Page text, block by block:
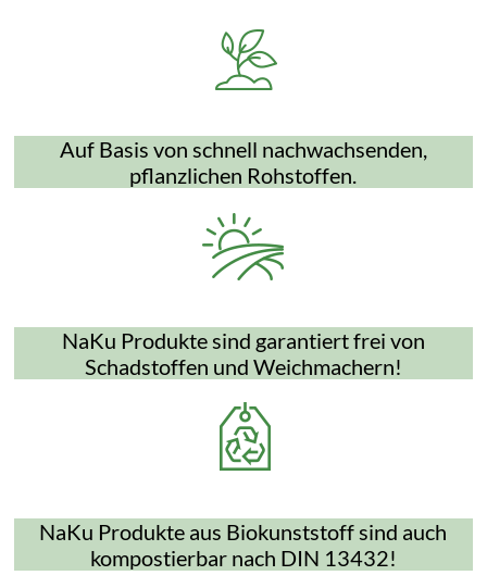
Auf Basis von schnell nachwachsenden,
pflanzlichen Rohstoffen.
NaKu Produkte sind garantiert frei von
Schadstoffen und Weichmachern!
NaKu Produkte aus Biokunststoff sind auch
kompostierbar nach DIN 13432!